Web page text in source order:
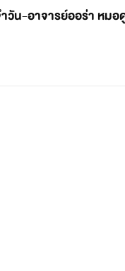
ำวัน-อาจารย์ออร่า หมอ